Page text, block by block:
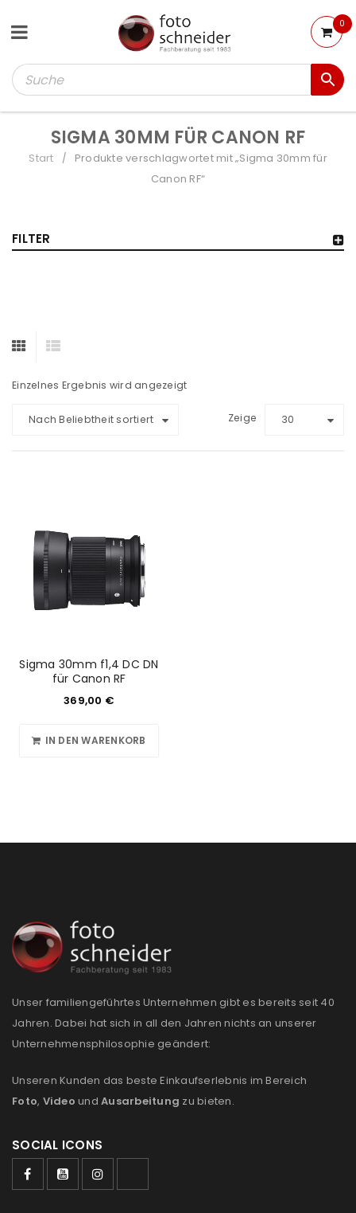
0
SIGMA 30MM FÜR CANON RF
Start /
Produkte verschlagwortet mit „Sigma 30mm für
Canon RF“
FILTER
Einzelnes Ergebnis wird angezeigt
Nach Beliebtheit sortiert Zeige 30
Sigma 30mm f1,4 DC DN
für Canon RF
369,00 €
IN DEN WARENKORB
Unser familiengeführtes Unternehmen gibt es bereits seit 40
Jahren. Dabei hat sich in all den Jahren nichts an unserer
Unternehmensphilosophie geändert:
Unseren Kunden das beste Einkaufserlebnis im Bereich
Foto, Video und Ausarbeitung zu bieten.
SOCIAL ICONS